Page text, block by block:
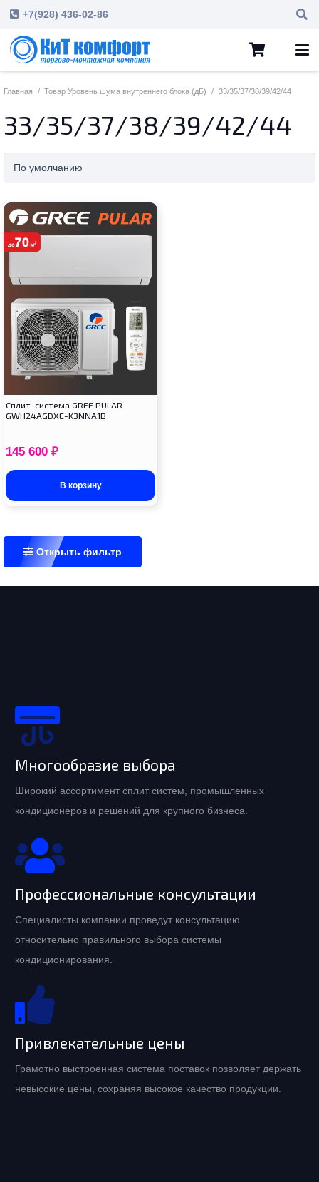
+7(928) 436-02-86
Главная / Товар Уровень шума внутреннего блока (дБ) / 33/35/37/38/39/42/44
33/35/37/38/39/42/44
Cплит-система GREE PULAR
GWH24AGDXE-K3NNA1B
145 600 ₽
В корзину
Открыть фильтр
Многообразие выбора
Широкий ассортимент сплит систем, промышленных
кондиционеров и решений для крупного бизнеса.
Профессиональные консультации
Специалисты компании проведут консультацию
относительно правильного выбора системы
кондиционирования.
Привлекательные цены
Грамотно выстроенная система поставок позволяет держать
невысокие цены, сохраняя высокое качество продукции.